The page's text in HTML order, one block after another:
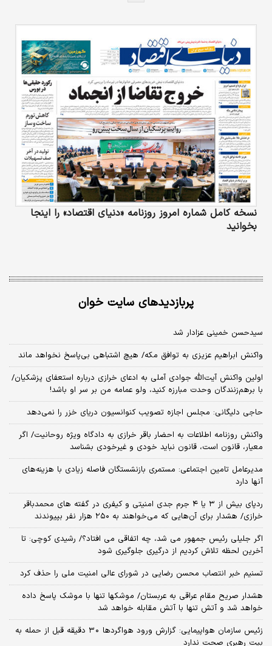
نسخه کامل شماره امروز روزنامه «دنیای‌ اقتصاد» را اینجا
بخوانید
پربازدیدهای سایت خوان
سیدحسن خمینی عزادار شد
واکنش ابراهیم عزیزی به توافق مکه/ هیچ اشتباهی بی‌پاسخ نخواهد ماند
اولین واکنش آیت‌الله جوادی آملی به ادعای خرازی درباره استعفای پزشکیان/
با برهم‌زنندگان وحدت مبارزه کنید، ولو عمامه من بر سر او باشد!
حاجی دلیگانی: مجلس اجازه تصویب کنوانسیون دریای خزر را نمی‌دهد
واکنش روزنامه اطلاعات به احضار باقر خرازی به دادگاه ویژه روحانیت/ اگر
معیار، قانون است، قانون نباید خودی و غیرخودی بشناسد
مدیرعامل تامین اجتماعی: مستمری بازنشستگان فاصله زیادی با هزینه‌های
آنها دارد
ردپای بیش از ۳ یا ۴ جرم جدی امنیتی و کیفری در گفته های محمدباقر
خرازی/ هشدار برای آن‌هایی که می‌خواهند به ۲۵۰ هزار نفر بپیوندند
اگر جلیلی رئیس جمهور می شد، چه اتفاقی می افتاد؟/ رشیدی کوچی: تا
آخرین لحظه تلاش کردیم از درگیری جلوگیری شود
تسنیم خبر انتصاب محسن رضایی در شورای عالی امنیت ملی را حذف کرد
هشدار صریح مقام عراقی به عربستان/ موشکها تنها با موشک پاسخ داده
خواهد شد و آتش تنها با آتش مقابله خواهد شد
زئیس سازمان هواپیمایی: گزارش ورود هواگردها ٣٠ دقیقه قبل از حمله به
بیت رهبری صحت ندارد